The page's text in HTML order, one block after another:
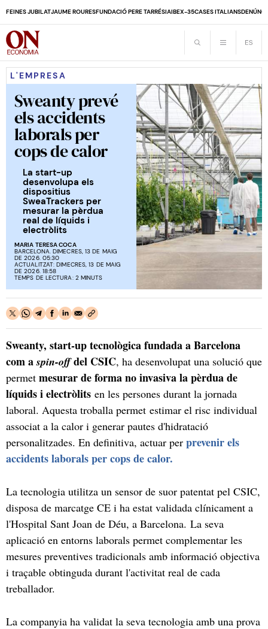
FEINES JUBILATJAUME ROURESFUNDACIÓ PERE TARRÉSIAIBEX-35CASES ITALIANS
L'EMPRESA
Sweanty prevé
els accidents
laborals per
cops de calor
La start-up
desenvolupa els
dispositius
SweaTrackers per
mesurar la pèrdua
real de líquids i
electròlits
MARIA TERESA COCA
BARCELONA. DIMECRES, 13 DE MAIG
DE 2026. 05:30
ACTUALITZAT: DIMECRES, 13 DE MAIG
DE 2026. 18:58
TEMPS DE LECTURA: 2 MINUTS
Sweanty, start-up tecnològica fundada a Barcelona
com aspin-offdel CSIC, ha desenvolupat una solució que
permet mesurar de forma no invasiva la pèrdua de
líquids i electròlits en les persones durant la jornada
laboral. Aquesta troballa permet estimar el risc individual
associat a la calor i generar pautes d'hidratació
personalitzades. En definitiva, actuar per prevenir els
accidents laborals per cops de calor.
La tecnologia utilitza un sensor de suor patentat pel CSIC,
disposa de marcatge CE i ha estat validada clínicament a
l'Hospital Sant Joan de Déu, a Barcelona. La seva
aplicació en entorns laborals permet complementar les
mesures preventives tradicionals amb informació objectiva
i traçable obtinguda durant l'activitat real de cada
treballador.
La companyia ha validat la seva tecnologia amb una prova